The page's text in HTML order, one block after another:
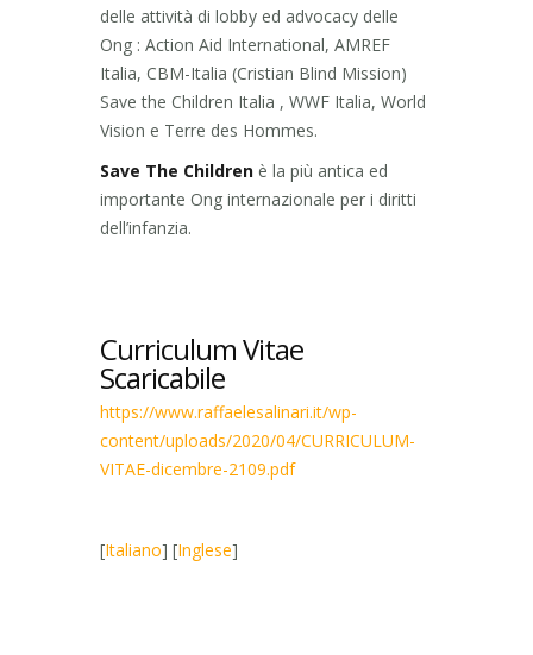
delle attività di lobby ed advocacy delle
Ong : Action Aid International, AMREF
Italia, CBM-Italia (Cristian Blind Mission)
Save the Children Italia , WWF Italia, World
Vision e Terre des Hommes.
Save The Children è la più antica ed
importante Ong internazionale per i diritti
dell’infanzia.
Curriculum Vitae
Scaricabile
https://www.raffaelesalinari.it/wp-
content/uploads/2020/04/CURRICULUM-
VITAE-dicembre-2109.pdf
[Italiano] [Inglese]